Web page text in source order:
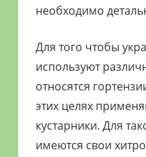
необходимо
Для того чтобы
используют
относятся
этих целях
кустарники. Для
имеются свои